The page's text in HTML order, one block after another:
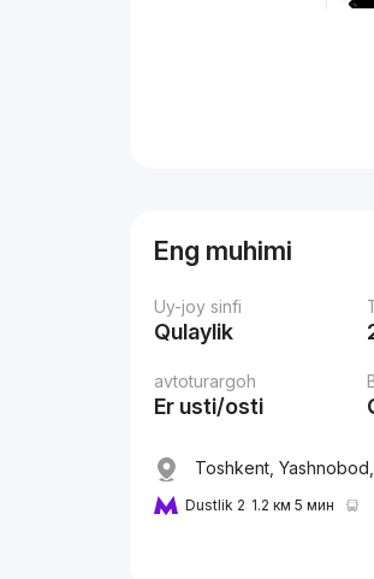
Eng muhimi
Uy-joy sinfi
Qulaylik
avtoturargoh
Er usti/osti
Toshkent,
Dustlik 2 1.2 км 5 мин